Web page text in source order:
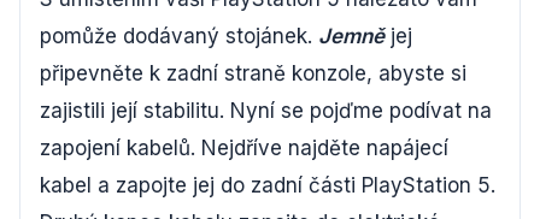
pomůže dodávaný stojánek. Jemnějej
připevněte k zadní straně konzole, abyste si
zajistili její stabilitu. Nyní se pojďme podívat na
zapojení kabelů. Nejdříve najděte napájecí
kabel a zapojte jej do zadní části PlayStation 5.